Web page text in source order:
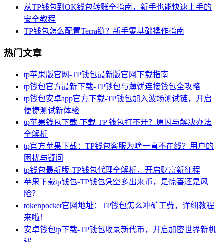
从TP钱包到OK钱包转账全指南，新手也能快速上手的
安全教程
TP钱包怎么配置Terra链？新手零基础操作指南
热门文章
tp苹果版官网-TP钱包最新版官网下载指南
tp钱包官方最新下载-TP钱包与薄饼连接钱包全攻略
tp钱包安卓app官方下载-TP钱包加入波场测试链，开启
便捷测试新体验
tp苹果钱包下载-下载 TP 钱包打不开？原因与解决办法
全解析
tp官方苹果下载：TP钱包客服为啥一直不在线？用户的
困扰与疑问
tp钱包最新版-TP钱包代理全解析，开启财富新征程
苹果下载tp钱包-TP钱包凭空多出来币，是惊喜还是风
险？
tokenpocket官网地址：TP钱包怎么冲矿工费，详细教程
来啦！
安卓钱包tp下载-TP钱包收录新代币，开启加密世界新机